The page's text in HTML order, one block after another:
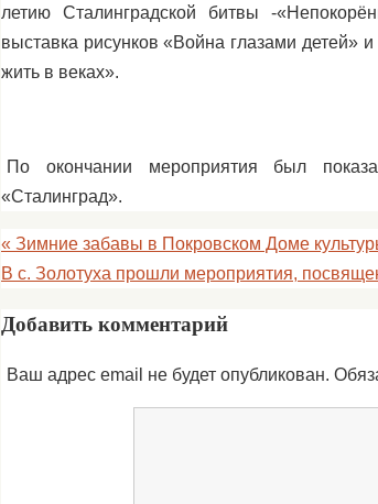
летию Сталинградской битвы -
выставка рисунков «Война глазами детей»
жить в веках».
По окончании мероприятия был
«Сталинград».
« Зимние забавы в Покровском Доме
В с. Золотуха прошли мероприятия,
Добавить комментарий
Ваш адрес email не будет опубликован.